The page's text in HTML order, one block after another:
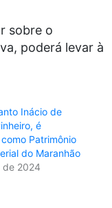
sobre o
poderá levar à
Inácio de
é
Patrimônio
do Maranhão
de 2024